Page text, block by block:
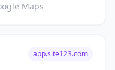
Maps
app.site123.com